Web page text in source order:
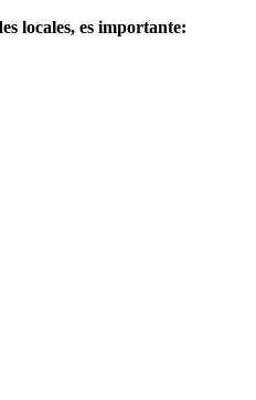
locales, es importante: